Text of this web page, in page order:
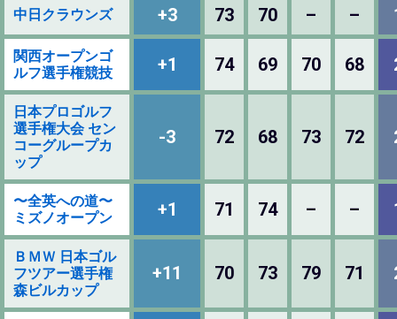
中日クラウンズ +3 73 70 – –
関西オープンゴ
ルフ選手権競技
+1 74 69 70 68
日本プロゴルフ
選手権大会 セン
コーグループカ
ップ
-3 72 68 73 72
〜全英への道〜
ミズノオープン
+1 71 74 – –
ＢＭＷ 日本ゴル
フツアー選手権
森ビルカップ
+11 70 73 79 71